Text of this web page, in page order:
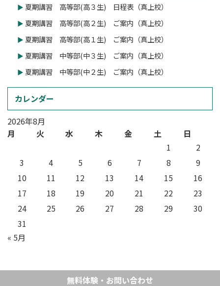
夏期講習 高等部(高３生) 日程表（真上校）
夏期講習 高等部(高２生) ご案内（真上校）
夏期講習 高等部(高１生) ご案内（真上校）
夏期講習 中等部(中３生) ご案内（真上校）
夏期講習 中等部(中２生) ご案内（真上校）
カレンダー
2026年8月
月
火 水 木 金 土
日
1
2
3
4 5 6 7 8
9
10
11 12 13 14 15
16
17
18 19 20 21 22
23
24
25 26 27 28 29
30
31
« 5月
無料体験・お問い合わせ